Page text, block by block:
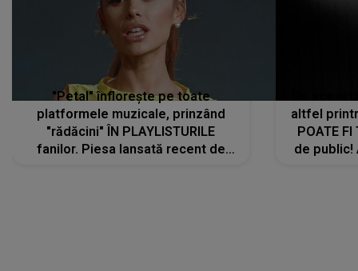
"Petal" înflorește pe toate
platformele muzicale, prinzând
"rădăcini" ÎN PLAYLISTURILE
fanilor. Piesa lansată recent de
altfel
POATE FI
de public!